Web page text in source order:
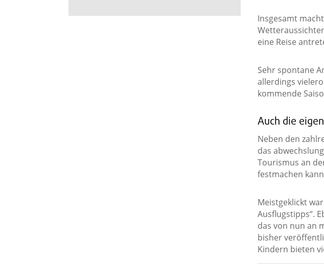
Insgesamt
eine Reise
Sehr spontane
allerdings
kommende
Auch die
Neben den
das
Tourismus an
festmachen
Meistgeklickt
Ausflugstipps“.
das von nun an
bisher
Kindern bieten